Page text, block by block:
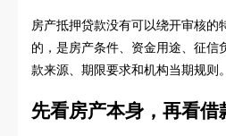
房产抵押贷款没有可以绕开审核的
的，是房产条件、资金用途、征信
款来源、期限要求和机构当期规则。
先看房产本身，再看借